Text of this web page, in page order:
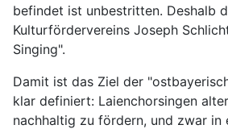
befindet ist unbestritten. Deshalb
Kulturfördervereins Joseph
Singing".
Damit ist das Ziel der
klar definiert: Laienchorsingen
nachhaltig zu fördern, und zwar in